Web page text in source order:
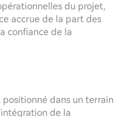
du projet,
accrue de la part des
confiance de la
dans un terrain
de la